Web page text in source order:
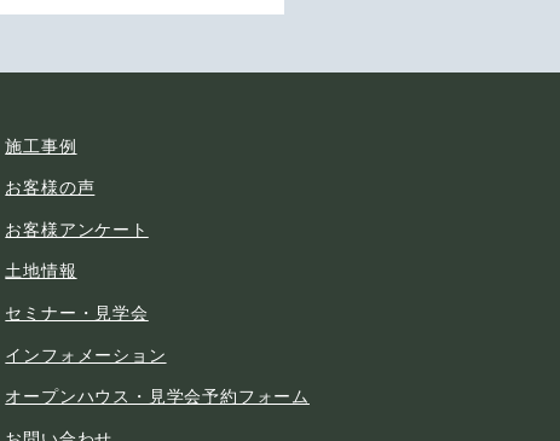
施工事例
お客様の声
お客様アンケート
土地情報
セミナー・見学会
インフォメーション
オープンハウス・見学会予約フォーム